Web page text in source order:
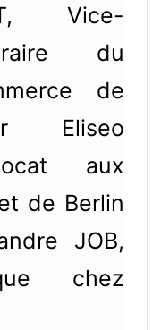
Vice-
du
de
Eliseo
aux
de Berlin
JOB,
chez